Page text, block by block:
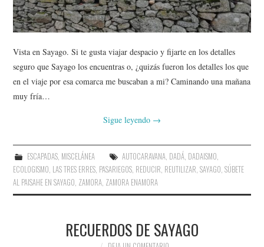
Vista en Sayago. Si te gusta viajar despacio y fijarte en los detalles
seguro que Sayago los encuentras o, ¿quizás fueron los detalles los que
en el viaje por esa comarca me buscaban a mi? Caminando una mañana
muy fría…
Sigue leyendo →
ESCAPADAS, MISCELÁNEA AUTOCARAVANA, DADÁ, DADAISMO,
ECOLOGISMO, LAS TRES ERRES, PASARIEGOS, REDUCIR, REUTILIZAR,SAYAGO,SÚBETE
AL PAISAHE EN SAYAGO, ZAMORA, ZAMORA ENAMORA
RECUERDOS DE SAYAGO